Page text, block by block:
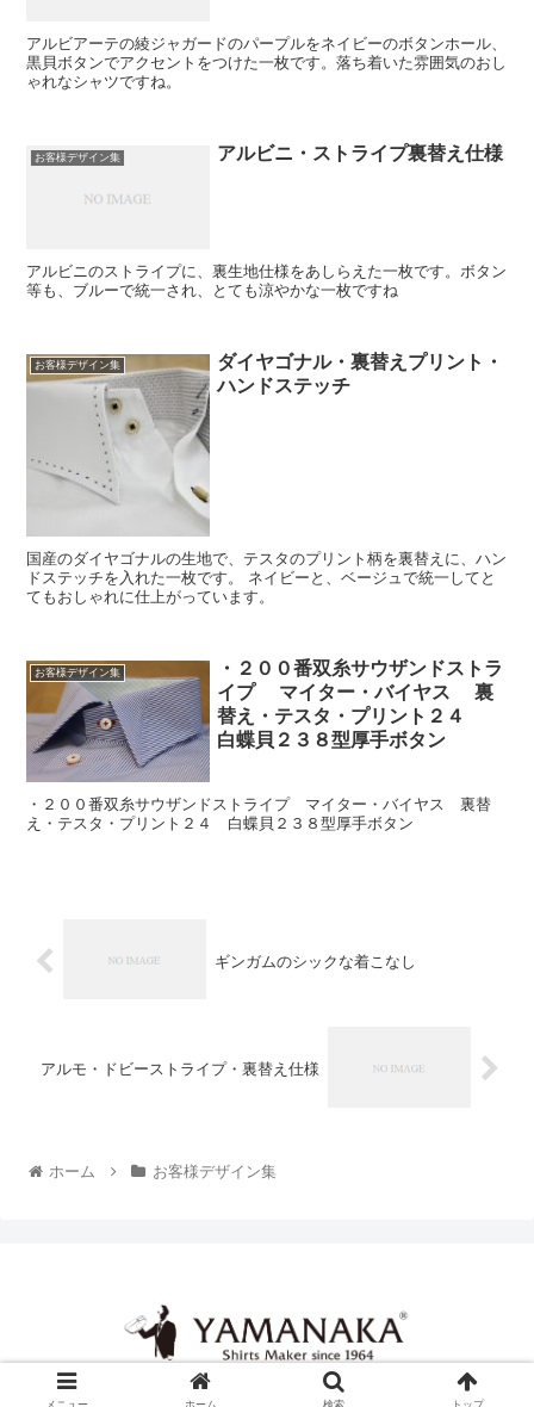
アルビアーテの綾ジャガードのパープルをネイビーのボタンホール、
黒貝ボタンでアクセントをつけた一枚です。落ち着いた雰囲気のおし
ゃれなシャツですね。
お客様デザイン集 アルビニ・ストライプ裏替え仕様
アルビニのストライプに、裏生地仕様をあしらえた一枚です。ボタン
等も、ブルーで統一され、とても涼やかな一枚ですね
お客様デザイン集
ダイヤゴナル・裏替えプリント・
ハンドステッチ
国産のダイヤゴナルの生地で、テスタのプリント柄を裏替えに、ハン
ドステッチを入れた一枚です。 ネイビーと、ベージュで統一してと
てもおしゃれに仕上がっています。
お客様デザイン集
・２００番双糸サウザンドストラ
イプ マイター・バイヤス 裏
替え・テスタ・プリント２４
白蝶貝２３８型厚手ボタン
・２００番双糸サウザンドストライプ マイター・バイヤス 裏替
え・テスタ・プリント２４ 白蝶貝２３８型厚手ボタン
ギンガムのシックな着こなし
アルモ・ドビーストライプ・裏替え仕様
ホーム お客様デザイン集
© 2026 ヤマナカシャツ | 公式サイト.
メニュー ホーム 検索 トップ